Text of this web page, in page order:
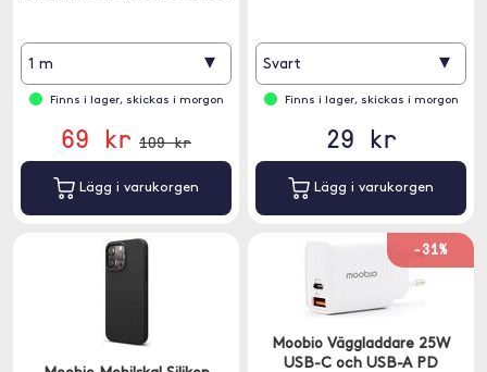
1 m ▾
Finns i lager, skickas i morgon
69 kr 109 kr
Lägg i varukorgen
Svart ▾
Finns i lager, skickas i morgon
29 kr
Lägg i varukorgen
-31%
Moobio Väggladdare 25W
USB-C och USB-A PD